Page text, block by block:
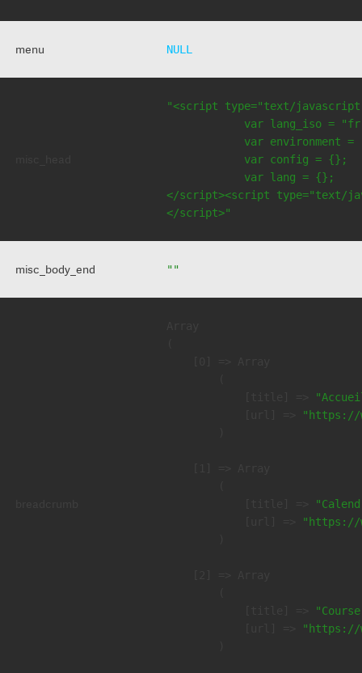
menu NULL
"<script type="text/
var lang_iso =
var environment =
            var config = {};
            var lang = {};
</script><script type="text/
</script>"
misc_body_end ""
"https://
"https://
"https://